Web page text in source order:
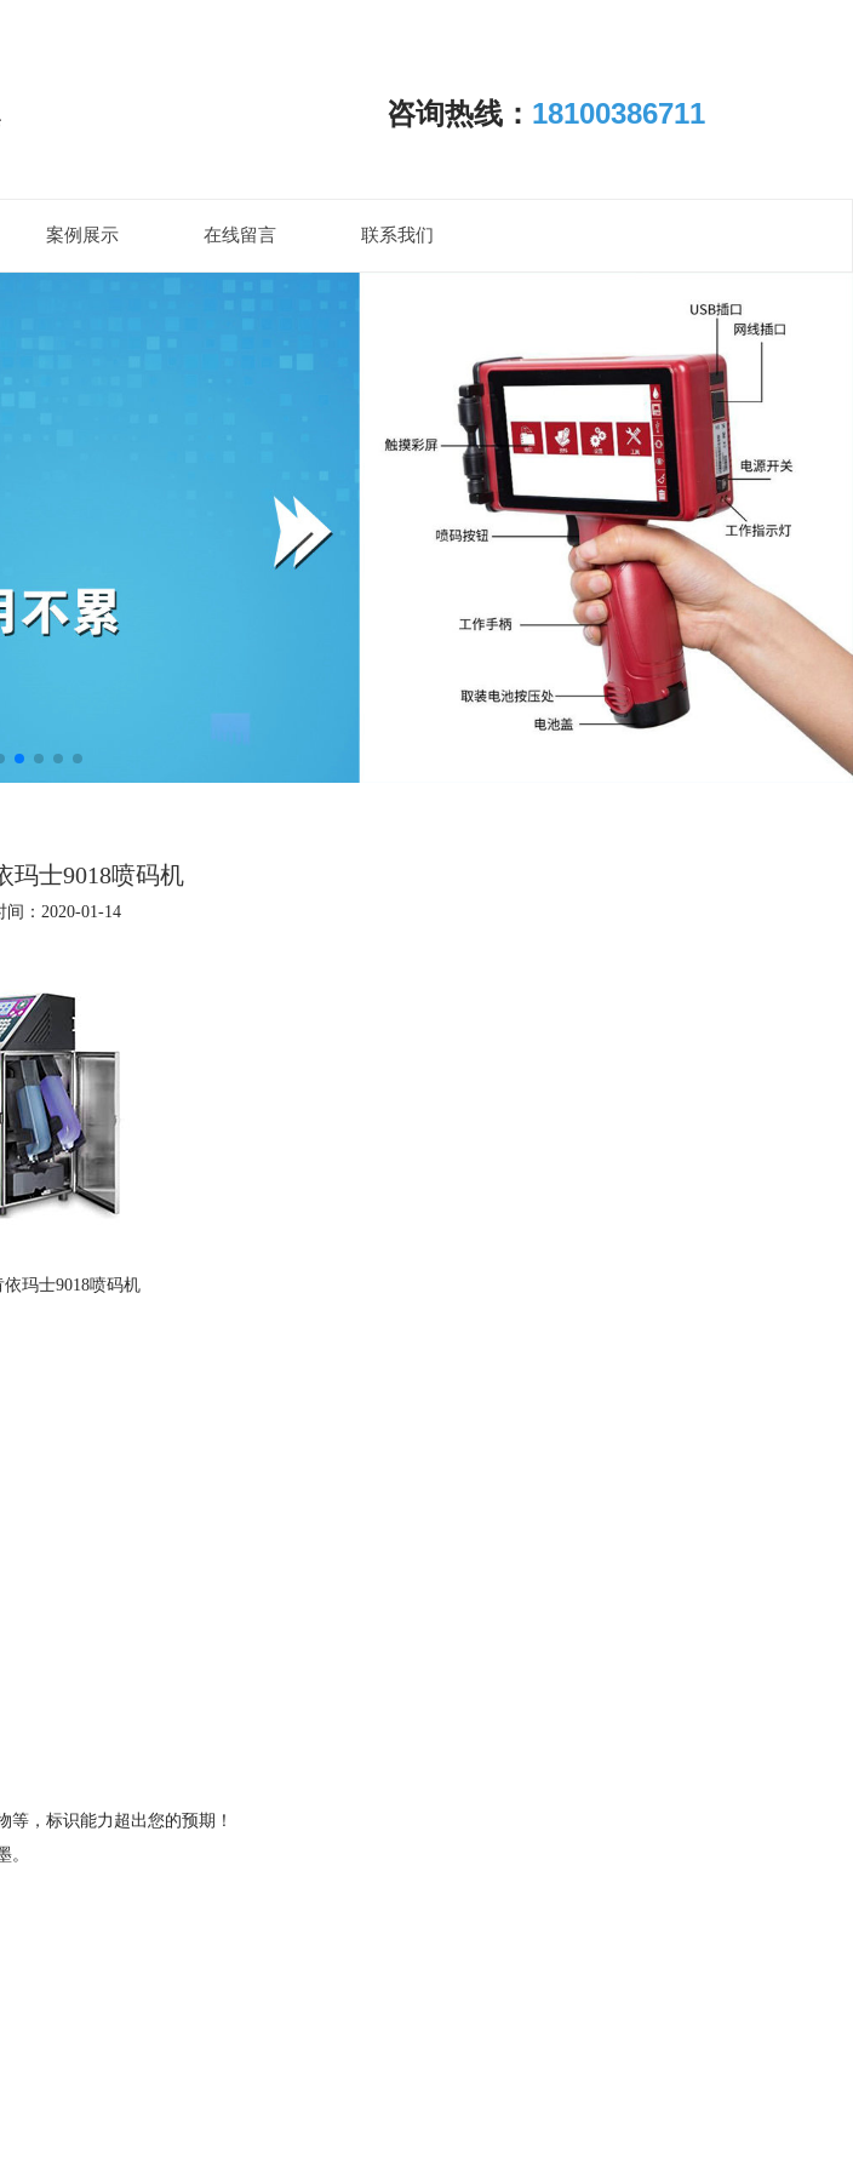
咨询热线： 18100386711
案例展示 在线留言 联系我们
玛士9018喷码机
间：2020-01-14
玛士9018喷码机
，标识能力超出您的预期！